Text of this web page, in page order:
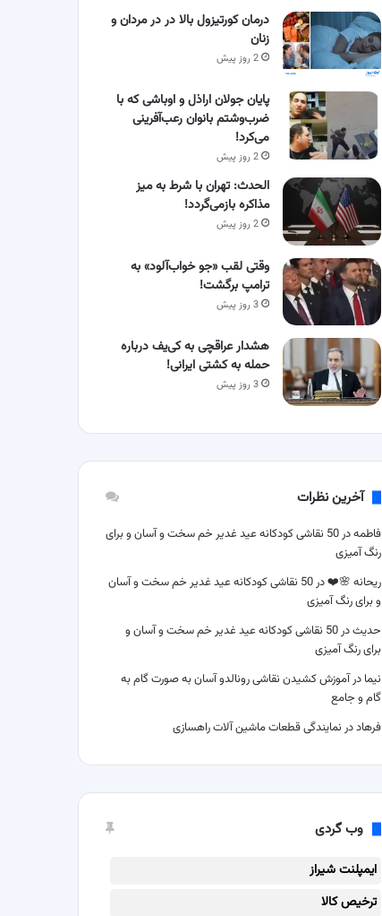
درمان کورتیزول بالا در در مردان و
زنان
2 روز پیش
پایان جولان اراذل و اوباشی که با
ضرب‌وشتم بانوان رعب‌آفرینی
می‌کرد!
2 روز پیش
الحدث: تهران با شرط به میز
مذاکره بازمی‌گردد!
2 روز پیش
وقتی لقب «جو خواب‌آلود» به
ترامپ برگشت!
3 روز پیش
هشدار عراقچی به کی‌یف درباره
حمله به کشتی ایرانی!
3 روز پیش
آخرین نظرات
فاطمهدر
50 نقاشی کودکانه عید غدیر خم سخت و آسان و برای
رنگ آمیزی
ریحانه 🌸❤️در
50 نقاشی کودکانه عید غدیر خم سخت و آسان
و برای رنگ آمیزی
حدیثدر
50 نقاشی کودکانه عید غدیر خم سخت و آسان و
برای رنگ آمیزی
نیما درآموزش کشیدن نقاشی رونالدو آسان به صورت گام به
گام و جامع
فرهاددر نمایندگی قطعات ماشین آلات راهسازی
وب گردی
ایمپلنت شیراز
ترخیص کالا